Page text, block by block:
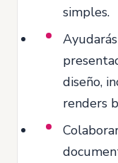
simples.
diseño,
renders